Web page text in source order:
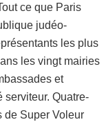
ce que Paris
judéo-
les plus
les vingt mairies
et
serviteur. Quatre-
de Super Voleur